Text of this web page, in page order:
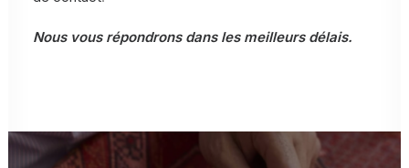
Nous vous répondrons dans les meilleurs délais.